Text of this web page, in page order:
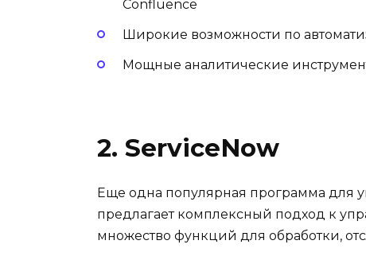
Confluence
Широкие возможности по
Мощные аналитические
2. ServiceNow
Еще одна популярная программа для
предлагает комплексный подход к
множество функций для обработки,